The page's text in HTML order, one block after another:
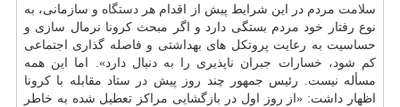
سلامت مردم در این شرایط پیش از اقدام هر دستگاه و سازمانی، به
نوع رفتار خود مردم بستگی دارد و اگر مبحث کرونا نرمال سازی و
حساسیت به رعایت پروتکل های بهداشتی و فاصله گذاری اجتماعی
کم شود، خسارات جبران ناپذیری را به دنبال دارد». اما این همه
مسأله نیست. رئیس جمهور چند روز پیش در ستاد مقابله با کرونا
اظهار داشت: «از روز اول در بازگشایی مراکز تعطیل شده به خاطر